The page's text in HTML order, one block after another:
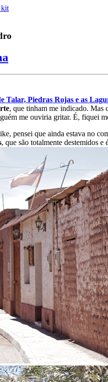
kit
Talar, Piedras Rojas e as
, que tinham me indicado. Mas
me ouviria gritar. É, fiquei
pensei que ainda estava no
, que são totalmente destemidos